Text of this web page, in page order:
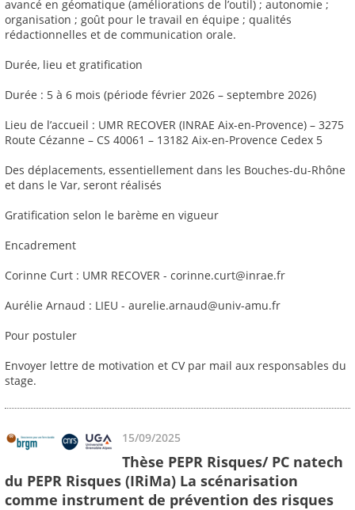
avancé en géomatique (améliorations de l’outil) ; autonomie ;
organisation ; goût pour le travail en équipe ; qualités
rédactionnelles et de communication orale.
Durée, lieu et gratification
Durée : 5 à 6 mois (période février 2026 – septembre 2026)
Lieu de l’accueil : UMR RECOVER (INRAE Aix-en-Provence) – 3275
Route Cézanne – CS 40061 – 13182 Aix-en-Provence Cedex 5
Des déplacements, essentiellement dans les Bouches-du-Rhône
et dans le Var, seront réalisés
Gratification selon le barème en vigueur
Encadrement
Corinne Curt : UMR RECOVER - corinne.curt@inrae.fr
Aurélie Arnaud : LIEU - aurelie.arnaud@univ-amu.fr
Pour postuler
Envoyer lettre de motivation et CV par mail aux responsables du
stage.
15/09/2025
Thèse PEPR Risques/ PC natech
du PEPR Risques (IRiMa) La scénarisation
comme instrument de prévention des risques